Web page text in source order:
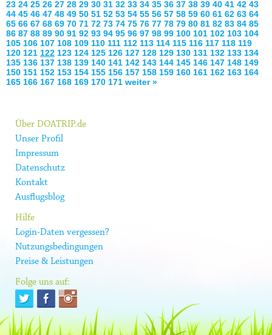
23 24 25 26 27 28 29 30 31 32 33 34 35 36 37 38 39 40 41 42 43
44 45 46 47 48 49 50 51 52 53 54 55 56 57 58 59 60 61 62 63 64
65 66 67 68 69 70 71 72 73 74 75 76 77 78 79 80 81 82 83 84 85
86 87 88 89 90 91 92 93 94 95 96 97 98 99 100 101 102 103 104
105 106 107 108 109 110 111 112 113 114 115 116 117 118 119
120 121 122 123 124 125 126 127 128 129 130 131 132 133 134
135 136 137 138 139 140 141 142 143 144 145 146 147 148 149
150 151 152 153 154 155 156 157 158 159 160 161 162 163 164
165 166 167 168 169 170 171 weiter »
Über DOATRIP.de
Unser Profil
Impressum
Datenschutz
Kontakt
Ausflugsblog
Hilfe
Login-Daten vergessen?
Nutzungsbedingungen
Preise & Leistungen
Folge uns auf: